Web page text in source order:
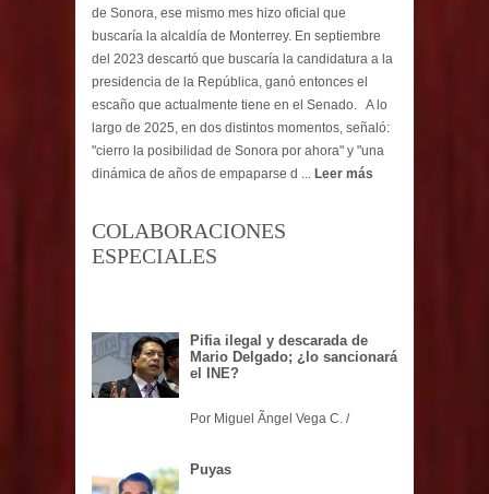
de Sonora, ese mismo mes hizo oficial que
buscaría la alcaldía de Monterrey. En septiembre
del 2023 descartó que buscaría la candidatura a la
presidencia de la República, ganó entonces el
escaño que actualmente tiene en el Senado. A lo
largo de 2025, en dos distintos momentos, señaló:
"cierro la posibilidad de Sonora por ahora" y "una
dinámica de años de empaparse d ... Leer más
COLABORACIONES
ESPECIALES
Pifia ilegal y descarada de
Mario Delgado; ¿lo sancionará
el INE?
Por Miguel Ãngel Vega C. /
Puyas